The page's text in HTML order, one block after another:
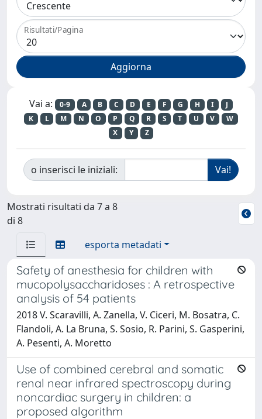
Risultati/Pagina
Vai a: 0-9 A B C D E F G H I
J
K
L M N O P Q R S T U V
W
X
Y Z
o inserisci le iniziali:
Mostrati risultati da 7 a 8
di 8
esporta metadati
Safety of anesthesia for children with
mucopolysaccharidoses : A retrospective
analysis of 54 patients
2018 V. Scaravilli, A. Zanella, V. Ciceri, M. Bosatra, C.
Flandoli, A. La Bruna, S. Sosio, R. Parini, S. Gasperini,
A. Pesenti, A. Moretto
Use of combined cerebral and somatic
renal near infrared spectroscopy during
noncardiac surgery in children: a
proposed algorithm